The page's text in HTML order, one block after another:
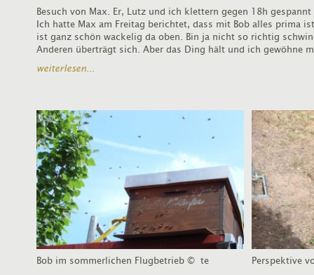
Besuch von Max. Er, Lutz und ich klettern gegen 18h
Ich hatte Max am Freitag berichtet, dass mit Bob alles prima
ist ganz schön wackelig da oben. Bin ja nicht so richtig
Anderen überträgt sich. Aber das Ding hält und ich gewöhne
weiterlesen...
Bob im sommerlichen Flugbetrieb © te Perspektive